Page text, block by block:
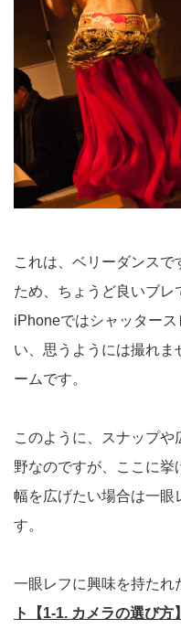
これは、ベリーダンス
ため、ちょうど良いブレ
iPhoneではシャッター
い、思うようには撮れ
ームです。
このように、スナップ
野なのですが、ここに
幅を広げたい場合は一眼
す。
一眼レフに興味を持たれ
ト【1-1. カメラの選び方】